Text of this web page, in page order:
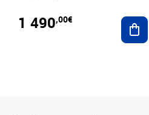
1 490,00€